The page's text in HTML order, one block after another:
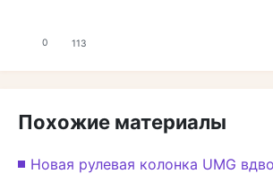
0 113
Похожие материалы
Новая рулевая колонка UMG